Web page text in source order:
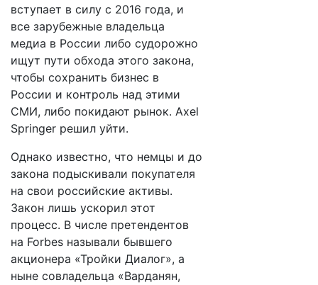
вступает в силу с 2016 года, и
все зарубежные владельца
медиа в России либо судорожно
ищут пути обхода этого закона,
чтобы сохранить бизнес в
России и контроль над этими
СМИ, либо покидают рынок. Axel
Springer решил уйти.
Однако известно, что немцы и до
закона подыскивали покупателя
на свои российские активы.
Закон лишь ускорил этот
процесс. В числе претендентов
на Forbes называли бывшего
акционера «Тройки Диалог», а
ныне совладельца «Варданян,